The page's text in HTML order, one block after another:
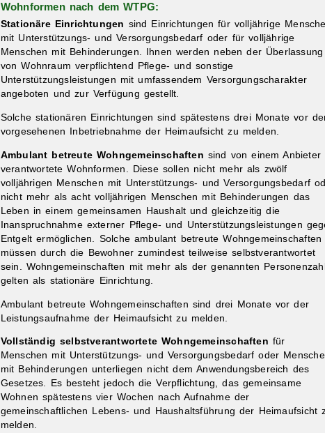
Wohnformen nach dem WTPG:
Stationäre Einrichtungen sind Einrichtungen für volljährige
mit Unterstützungs- und Versorgungsbedarf oder für volljährige
Menschen mit Behinderungen. Ihnen werden neben der Überlassung
von Wohnraum verpflichtend Pflege- und sonstige
Unterstützungsleistungen mit umfassendem Versorgungscharakter
angeboten und zur Verfügung gestellt.
Solche stationären Einrichtungen sind spätestens drei Monate vor
vorgesehenen Inbetriebnahme der Heimaufsicht zu melden.
Ambulant betreute Wohngemeinschaften sind von einem Anbieter
verantwortete Wohnformen. Diese sollen nicht mehr als zwölf
volljährigen Menschen mit Unterstützungs- und Versorgungsbedarf
nicht mehr als acht volljährigen Menschen mit Behinderungen das
Leben in einem gemeinsamen Haushalt und gleichzeitig die
Inanspruchnahme externer Pflege- und Unterstützungsleistungen
Entgelt ermöglichen. Solche ambulant betreute Wohngemeinschaften
müssen durch die Bewohner zumindest teilweise selbstverantwortet
sein. Wohngemeinschaften mit mehr als der genannten Personenzahl
gelten als stationäre Einrichtung.
Ambulant betreute Wohngemeinschaften sind drei Monate vor der
Leistungsaufnahme der Heimaufsicht zu melden.
Vollständig selbstverantwortete Wohngemeinschaften für
Menschen mit Unterstützungs- und Versorgungsbedarf oder
mit Behinderungen unterliegen nicht dem Anwendungsbereich des
Gesetzes. Es besteht jedoch die Verpflichtung, das gemeinsame
Wohnen spätestens vier Wochen nach Aufnahme der
gemeinschaftlichen Lebens- und Haushaltsführung der Heimaufsicht
melden.